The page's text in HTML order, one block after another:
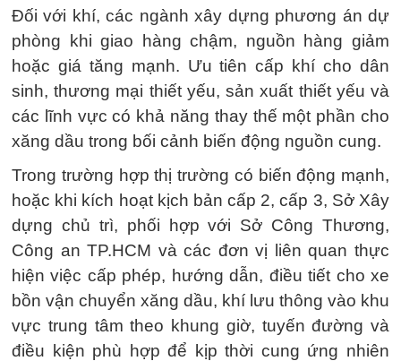
Đối với khí, các ngành xây dựng phương án dự
phòng khi giao hàng chậm, nguồn hàng giảm
hoặc giá tăng mạnh. Ưu tiên cấp khí cho dân
sinh, thương mại thiết yếu, sản xuất thiết yếu và
các lĩnh vực có khả năng thay thế một phần cho
xăng dầu trong bối cảnh biến động nguồn cung.
Trong trường hợp thị trường có biến động mạnh,
hoặc khi kích hoạt kịch bản cấp 2, cấp 3, Sở Xây
dựng chủ trì, phối hợp với Sở Công Thương,
Công an TP.HCM và các đơn vị liên quan thực
hiện việc cấp phép, hướng dẫn, điều tiết cho xe
bồn vận chuyển xăng dầu, khí lưu thông vào khu
vực trung tâm theo khung giờ, tuyến đường và
điều kiện phù hợp để kịp thời cung ứng nhiên